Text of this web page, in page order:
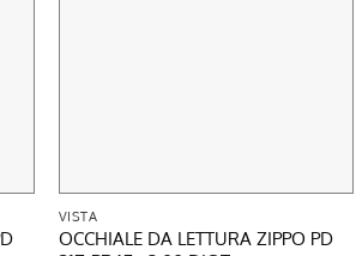
VISTA
OCCHIALE DA LETTURA ZIPPO PD